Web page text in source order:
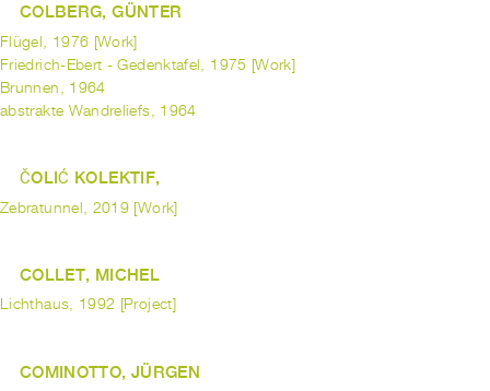
COLBERG, GÜNTER
Flügel, 1976 [Work]
Friedrich-Ebert - Gedenktafel, 1975 [Work]
Brunnen, 1964
abstrakte Wandreliefs, 1964
ČOLIĆ KOLEKTIF,
Zebratunnel, 2019 [Work]
COLLET, MICHEL
Lichthaus, 1992 [Project]
COMINOTTO, JÜRGEN